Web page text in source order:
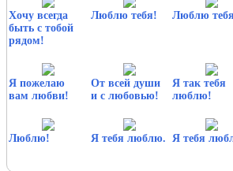
Хочу всегда
быть с тобой
рядом!
Люблю тебя! Люблю тебя
Я пожелаю
вам любви!
От всей души
и с любовью!
Я так тебя
люблю!
Люблю! Я тебя люблю. Я тебя